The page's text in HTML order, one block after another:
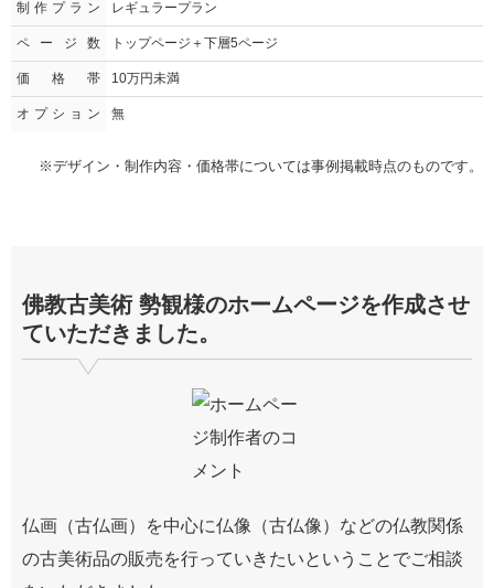
制作プラン レギュラープラン
ページ数 トップページ＋下層5ページ
価格帯 10万円未満
オプション 無
※デザイン・制作内容・価格帯については事例掲載時点のものです。
佛教古美術 勢観様のホームページを作成させ
ていただきました。
仏画（古仏画）を中心に仏像（古仏像）などの仏教関係
の古美術品の販売を行っていきたいということでご相談